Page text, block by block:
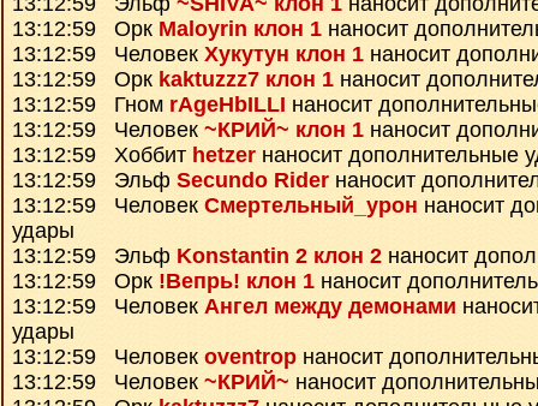
13:12:59 Орк Maloyrin клон 1 наносит
13:12:59 Человек Хукутун клон 1 наносит
13:12:59 Орк kaktuzzz7 клон 1 наносит
13:12:59 Гном rAgeHbILLI наносит
13:12:59 Человек ~КРИЙ~ клон 1 наносит
13:12:59 Хоббит hetzer наносит дополнительные
13:12:59 Эльф Secundo Rider наносит
13:12:59 Человек Смертельный_урон наносит
удары
13:12:59 Эльф Konstantin 2 клон 2 наносит
13:12:59 Орк !Вепрь! клон 1 наносит
13:12:59 Человек Ангел между демонами
удары
13:12:59 Человек oventrop наносит
13:12:59 Человек ~КРИЙ~ наносит